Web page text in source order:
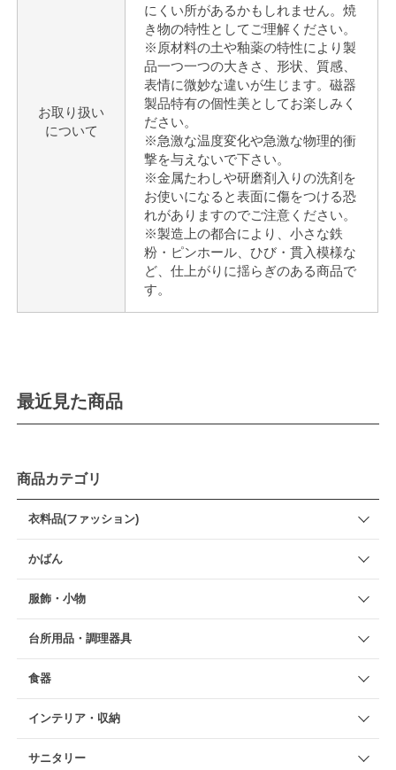
お取り扱い
について
にくい所があるかもしれません。焼
き物の特性としてご理解ください。
※原材料の土や釉薬の特性により製
品一つ一つの大きさ、形状、質感、
表情に微妙な違いが生じます。磁器
製品特有の個性美としてお楽しみく
ださい。
※急激な温度変化や急激な物理的衝
撃を与えないで下さい。
※金属たわしや研磨剤入りの洗剤を
お使いになると表面に傷をつける恐
れがありますのでご注意ください。
※製造上の都合により、小さな鉄
粉・ピンホール、ひび・貫入模様な
ど、仕上がりに揺らぎのある商品で
す。
最近見た商品
商品カテゴリ
衣料品(ファッション)
かばん
服飾・小物
台所用品・調理器具
食器
インテリア・収納
サニタリー